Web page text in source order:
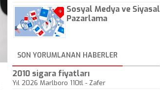
gösterisinin bu yarışmada
önemli olmadığını anlamıştır.
Sosyal Medya ve Siyasal
Pazarlama
SON YORUMLANAN HABERLER
2010 sigara fiyatları
Yıl 2026 Marlboro 110tl - Zafer